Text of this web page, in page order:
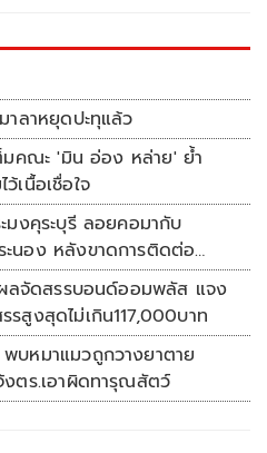
าลาหยุดปะทุแล้ว
มคณะ 'มิน อ่อง หล่าย' ย้ำ
เนื้อเชื่อใจ
มงคุระบุรี ลอยคอมากับ
นอง หลังขาดการติดต่อ
ผลจัดสรรบอนด์ออมพลัส แจง
รสูงสุดไม่เกิน117,000บาท
บหมาแมวถูกวางยาตาย
งตร.เอาผิดทารุณสัตว์